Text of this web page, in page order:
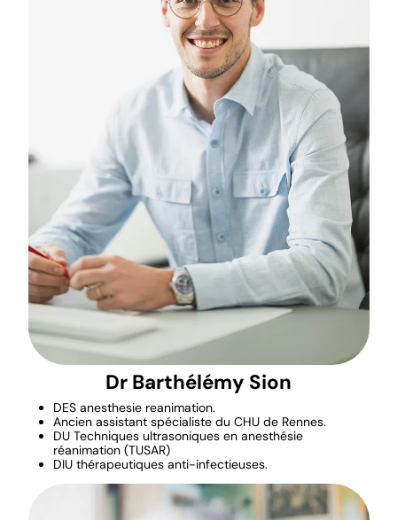
Dr Barthélémy Sion
DES anesthesie reanimation.
Ancien assistant spécialiste du CHU de Rennes.
DU Techniques ultrasoniques en anesthésie
réanimation (TUSAR)
DIU thérapeutiques anti-infectieuses.